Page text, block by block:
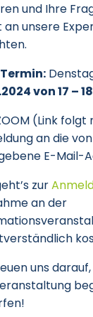
und Ihre
an unsere
von 17 –
(Link folgt
an die
E-Mail-
zur
an der
uns darauf,